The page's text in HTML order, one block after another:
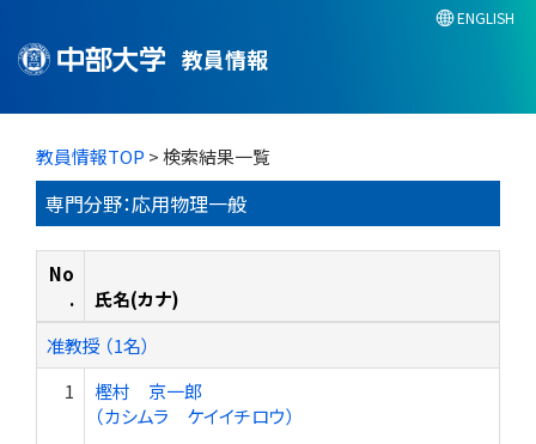
教員情報
ENGLISH
教員情報TOP > 検索結果一覧
専門分野：応用物理一般
No
.
氏名(カナ)
准教授 （1名）
1
樫村 京一郎
（カシムラ ケイイチロウ）